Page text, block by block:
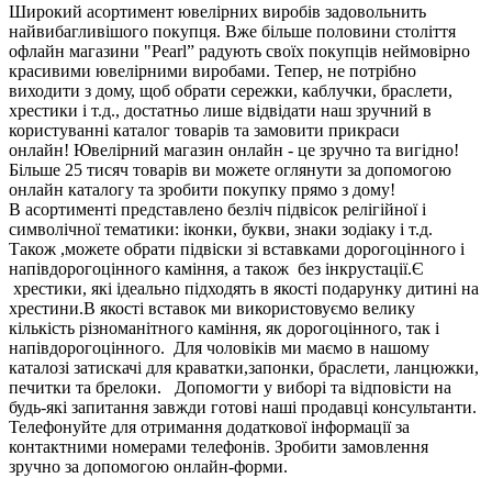
Широкий асортимент ювелірних виробів задовольнить
найвибагливішого покупця. Вже більше половини століття
офлайн магазини "Pearl” радують своїх покупців неймовірно
красивими ювелірними виробами. Тепер, не потрібно
виходити з дому, щоб обрати сережки, каблучки, браслети,
хрестики і т.д., достатньо лише відвідати наш зручний в
користуванні каталог товарів та замовити прикраси
онлайн! Ювелірний магазин онлайн - це зручно та вигідно!
Більше 25 тисяч товарів ви можете оглянути за допомогою
онлайн каталогу та зробити покупку прямо з дому!
В асортименті представлено безліч підвісок релігійної і
символічної тематики: іконки, букви, знаки зодіаку і т.д.
Також ,можете обрати підвіски зі вставками дорогоцінного і
напівдорогоцінного каміння, а також без інкрустації.Є
хрестики, які ідеально підходять в якості подарунку дитині на
хрестини.В якості вставок ми використовуємо велику
кількість різноманітного каміння, як дорогоцінного, так і
напівдорогоцінного. Для чоловіків ми маємо в нашому
каталозі затискачі для краватки,запонки, браслети, ланцюжки,
печитки та брелоки. Допомогти у виборі та відповісти на
будь-які запитання завжди готові наші продавці консультанти.
Телефонуйте для отримання додаткової інформації за
контактними номерами телефонів. Зробити замовлення
зручно за допомогою онлайн-форми.